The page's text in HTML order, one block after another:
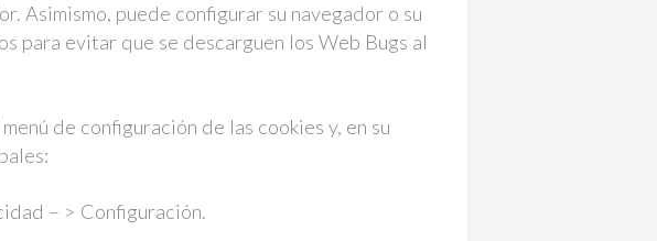
Asimismo, puede configurar su navegador o su
para evitar que se descarguen los Web Bugs al
de configuración de las cookies y, en su
– > Configuración.